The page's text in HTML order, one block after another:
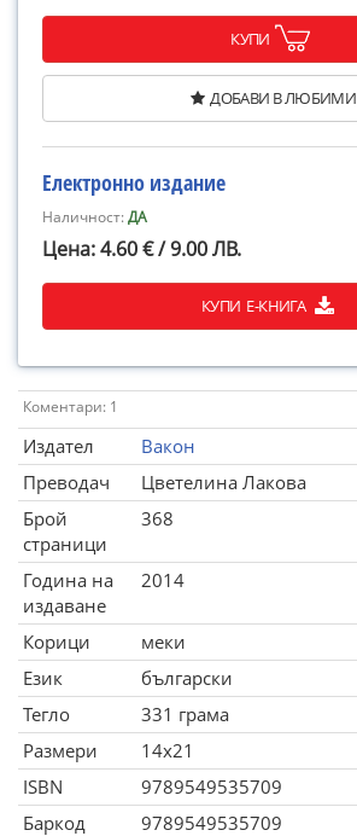
КУПИ
ДОБАВИ В ЛЮБИМИ
Електронно издание
Наличност:ДА
Цена: 4.60 € / 9.00 ЛВ.
КУПИ Е-КНИГА
Коментари: 1
Издател
Вакон
Преводач
Цветелина Лакова
Брой
страници
368
Година на
издаване
2014
Корици
меки
Език
български
Тегло
331 грама
Размери
14x21
ISBN
9789549535709
Баркод
9789549535709